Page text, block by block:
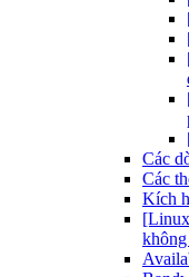
Các
Các
Kích
không